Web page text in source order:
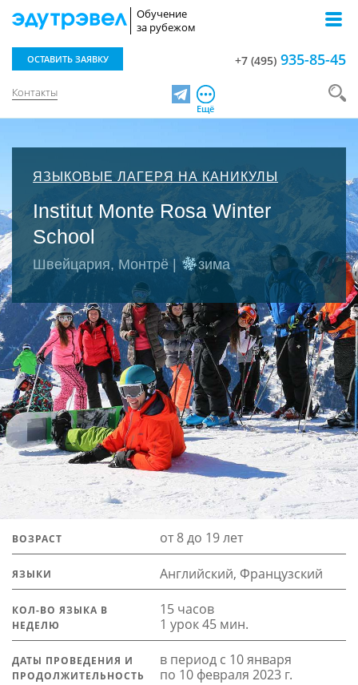
Обучение
за рубежом
Контакты
ОСТАВИТЬ ЗАЯВКУ +7 (495) 935-85-45
TelegramЕщё
ЯЗЫКОВЫЕ ЛАГЕРЯ НА КАНИКУЛЫ
Institut Monte Rosa Winter
School
Швейцария, Монтрё | зима
ВОЗРАСТ от 8 до 19 лет
ЯЗЫКИ Английский, Французский
КОЛ-ВО ЯЗЫКА В
НЕДЕЛЮ
15 часов
1 урок 45 мин.
ДАТЫ ПРОВЕДЕНИЯ И
ПРОДОЛЖИТЕЛЬНОСТЬ
в период с 10 января
по 10 февраля 2023 г.